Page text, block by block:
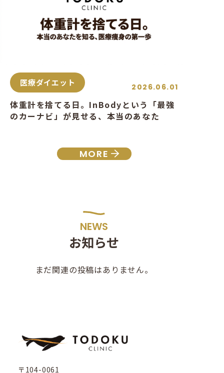
医療ダイエット 2026.06.01
体重計を捨てる日。InBodyという「最強
のカーナビ」が見せる、本当のあなた
MORE
NEWS
お知らせ
まだ関連の投稿はありません。
〒104-0061